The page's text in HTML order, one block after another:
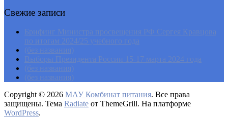
Свежие записи
Брифинг Министра просвещения РФ Сергея Кравцова
по итогам 2024/25 учебного года
(без названия)
Выборы Президента России 15-17 марта 2024 года
(без названия)
(без названия)
Copyright © 2026 МАУ Комбинат питания. Все права
защищены. Тема Radiate от ThemeGrill. На платформе
WordPress.